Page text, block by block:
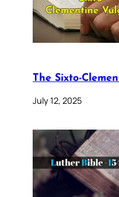
The Sixto-
July 12, 2025